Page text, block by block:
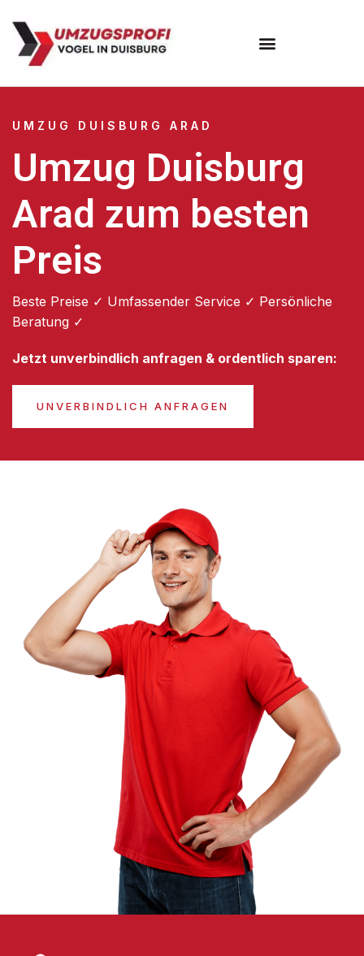
UMZUG DUISBURG ARAD
Umzug Duisburg
Arad zum besten
Preis
Beste Preise ✓ Umfassender Service ✓ Persönliche
Beratung ✓
Jetzt unverbindlich anfragen & ordentlich sparen:
UNVERBINDLICH ANFRAGEN